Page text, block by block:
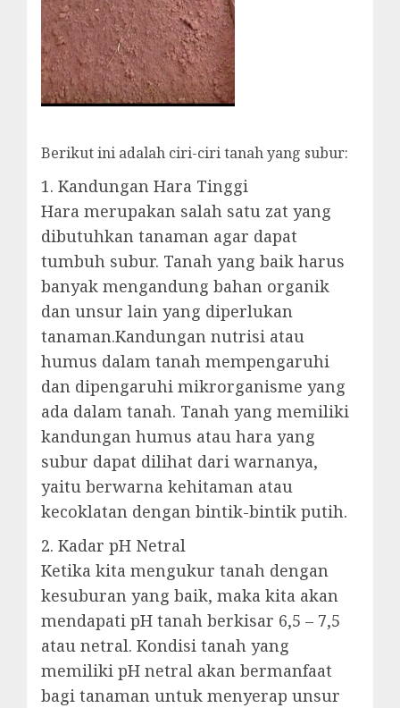
Berikut ini adalah ciri-ciri tanah yang subur:
1. Kandungan Hara Tinggi
Hara merupakan salah satu zat yang
dibutuhkan tanaman agar dapat
tumbuh subur. Tanah yang baik harus
banyak mengandung bahan organik
dan unsur lain yang diperlukan
tanaman.Kandungan nutrisi atau
humus dalam tanah mempengaruhi
dan dipengaruhi mikrorganisme yang
ada dalam tanah. Tanah yang memiliki
kandungan humus atau hara yang
subur dapat dilihat dari warnanya,
yaitu berwarna kehitaman atau
kecoklatan dengan bintik-bintik putih.
2. Kadar pH Netral
Ketika kita mengukur tanah dengan
kesuburan yang baik, maka kita akan
mendapati pH tanah berkisar 6,5 – 7,5
atau netral. Kondisi tanah yang
memiliki pH netral akan bermanfaat
bagi tanaman untuk menyerap unsur